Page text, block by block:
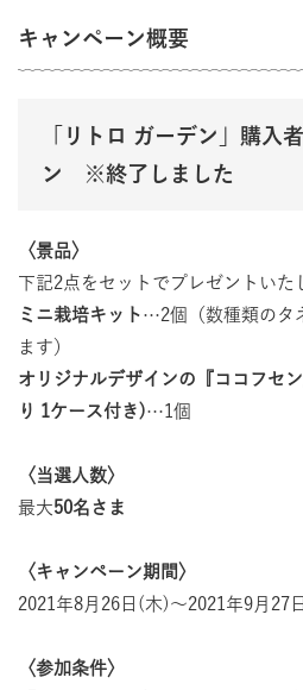
キャンペーン概要
「リトロ ガーデン」購入
ン ※終了しました
〈景品〉
下記2点をセットでプレゼントいた
ミニ栽培キット …2個（数種類のタ
ます）
オリジナルデザインの『ココフセ
り 1ケース付き)…1個
〈当選人数〉
最大50名さま
〈キャンペーン期間〉
2021年8月26日(木)～2021年9月27
〈参加条件〉